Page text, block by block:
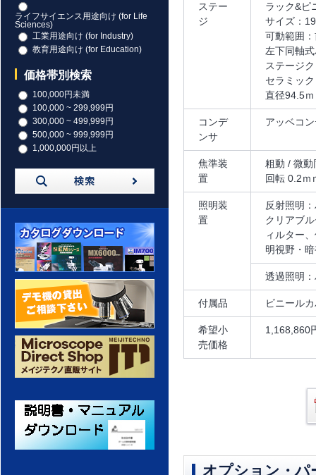
ライフサイエンス用途向け (for Life
Sciences)
工業用途向け (for Industry)
教育用途向け (for Education)
価格帯別検索
100,000円未満
100,000 ~ 299,999円
300,000 ~ 499,999円
500,000 ~ 999,999円
1,000,000円以上
カタログダウンロード
デモ機の貸出 ご相談ください
ステー
ジ
ラック&ピ
サイズ：
可動範囲
左下同軸
ステージ
セラミッ
直径94.5
コンデ
ンサ
アッベコ
焦準装
置
粗動 / 微動
回転 0.2ｍ
照明装
置
反射照明
クリアブ
ィルター
明視野・
透過照明
付属品 ビニール
希望小
売価格
1,168,860
オプション・パ